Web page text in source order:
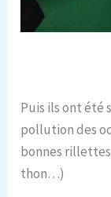
Puis ils ont été
pollution des
bonnes
thon…)